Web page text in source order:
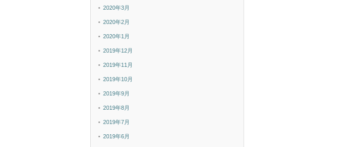
2020年3月
2020年2月
2020年1月
2019年12月
2019年11月
2019年10月
2019年9月
2019年8月
2019年7月
2019年6月